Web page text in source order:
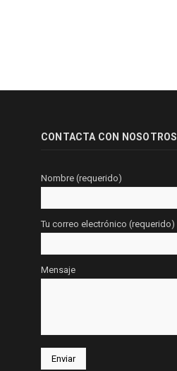
CONTACTA CON NOSOTROS
Nombre (requerido)
Tu correo electrónico (requerido)
Mensaje